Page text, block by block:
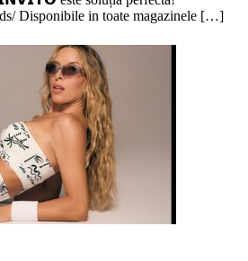
Disponibile in toate magazinele […]